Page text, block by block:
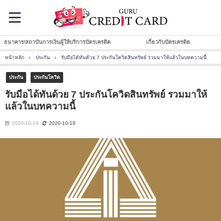
ธนาคาร/สถาบันการเงินผู้ให้บริการบัตรเครดิต เกี่ยวกับบัตรเครดิต
หน้าหลัก ประกัน รับมือได้ทันด้วย 7 ประกันโควิดสินทรัพย์ รวมมาให้แล้วในบทความนี้
ประกัน ประกันโควิด
รับมือได้ทันด้วย 7 ประกันโควิดสินทรัพย์ รวมมาให้
แล้วในบทความนี้
2020-10-19 2020-10-19